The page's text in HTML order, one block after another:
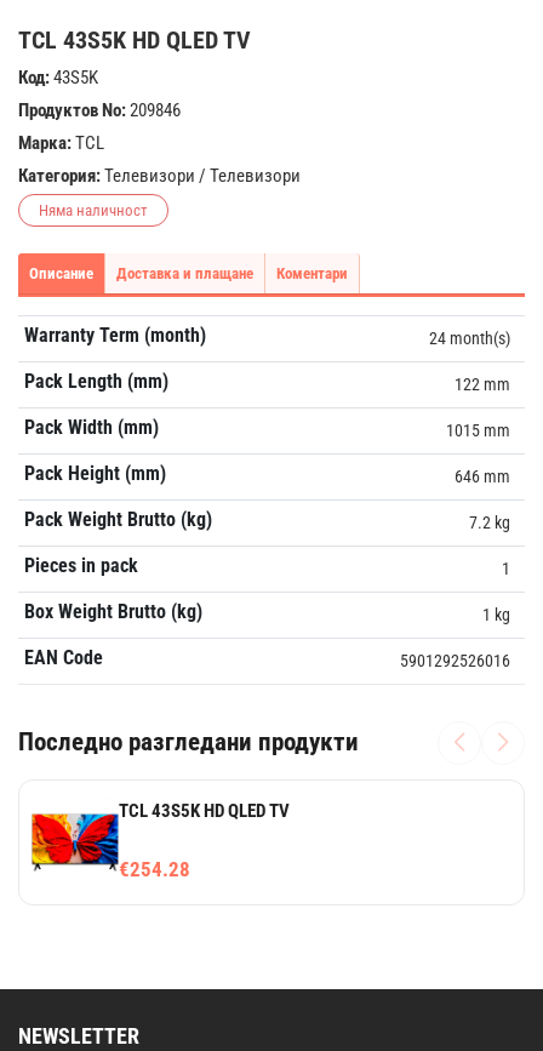
TCL 43S5K HD QLED TV
Код:43S5K
Продуктов No:209846
Марка:TCL
Категория:Телевизори / Телевизори
Няма наличност
Описание Доставка и плащане Коментари
Warranty Term (month) 24 month(s)
Pack Length (mm) 122 mm
Pack Width (mm) 1015 mm
Pack Height (mm) 646 mm
Pack Weight Brutto (kg) 7.2 kg
Pieces in pack 1
Box Weight Brutto (kg) 1 kg
EAN Code 5901292526016
Последно разгледани продукти
TCL 43S5K HD QLED TV
€254.28
NEWSLETTER